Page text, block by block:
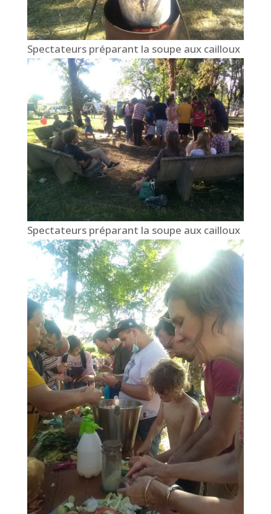
Spectateurs préparant la soupe aux cailloux
Spectateurs préparant la soupe aux cailloux